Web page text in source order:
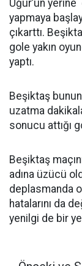
Uğur’un
yapmaya
çıkarttı.
gole yakın
yaptı.
Beşiktaş
uzatma
sonucu attığı
Beşiktaş
adına üzücü
deplasmanda
hatalarını da
yenilgi de bir